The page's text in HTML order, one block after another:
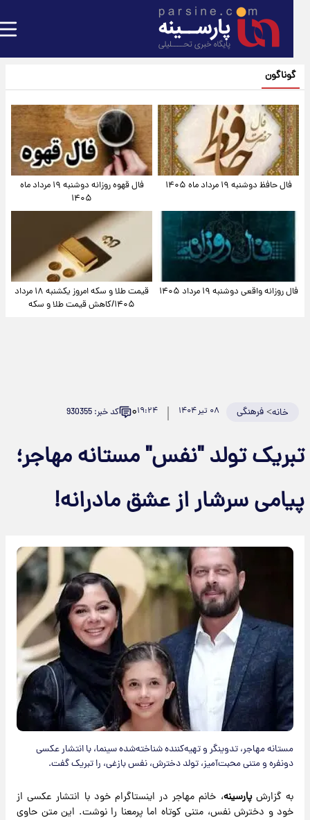
گوناگون
فال حافظ دوشنبه ۱۹ مرداد ماه ۱۴۰۵
فال قهوه روزانه دوشنبه ۱۹ مرداد ماه
۱۴۰۵
فال روزانه واقعی دوشنبه ۱۹ مرداد ۱۴۰۵
قیمت طلا و سکه امروز یکشنبه ۱۸ مرداد
۱۴۰۵/کاهش قیمت طلا و سکه
خانه>فرهنگی ۰۸ تیر ۱۴۰۴ ۱۹:۲۴۰ کد خبر: 930355
تولد "نفس" مستانه مهاجر؛
سرشار از عشق مادرانه!
مستانه مهاجر، تدوینگر و تهیه‌کننده شناخته‌شده سینما، با انتشار عکسی
دونفره و متنی محبت‌آمیز، تولد دخترش، نفس بازغی، را تبریک گفت.
به گزارشپارسینه، خانم مهاجر در اینستاگرام خود با انتشار عکسی از
خود و دخترش نفس، متنی کوتاه اما پرمعنا را نوشت. این متن حاوی